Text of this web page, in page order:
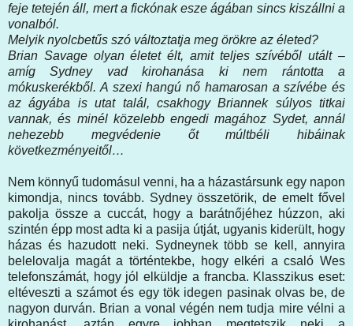
feje tetején áll, mert a fickónak esze ágában sincs kiszállni a
vonalból.
Melyik nyolcbetűs szó változtatja meg örökre az életed?
Brian Savage olyan életet élt, amit teljes szívéből utált –
amíg Sydney vad kirohanása ki nem rántotta a
mókuskerékből. A szexi hangú nő hamarosan a szívébe és
az ágyába is utat talál, csakhogy Briannek súlyos titkai
vannak, és minél közelebb engedi magához Sydet, annál
nehezebb megvédenie őt múltbéli hibáinak
következményeitől…
Nem könnyű tudomásul venni, ha a házastársunk egy napon
kimondja, nincs tovább. Sydney összetörik, de emelt fővel
pakolja össze a cuccát, hogy a barátnőjéhez húzzon, aki
szintén épp most adta ki a pasija útját, ugyanis kiderült, hogy
házas és hazudott neki. Sydneynek több se kell, annyira
belelovalja magát a történtekbe, hogy elkéri a csaló Wes
telefonszámát, hogy jól elküldje a francba. Klasszikus eset:
eltéveszti a számot és egy tök idegen pasinak olvas be, de
nagyon durván. Brian a vonal végén nem tudja mire vélni a